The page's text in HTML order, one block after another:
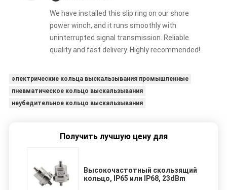
We have installed this slip ring on our shore
power winch, and it runs smoothly with
uninterrupted signal transmission. Reliable
quality and fast delivery. Highly recommended!
электрические кольца выскальзывания промышленные
пневматическое кольцо выскальзывания
неубедительное кольцо выскальзывания
Получить лучшую цену для
Высокочастотный скользящий
кольцо, IP65 или IP68, 23dBm